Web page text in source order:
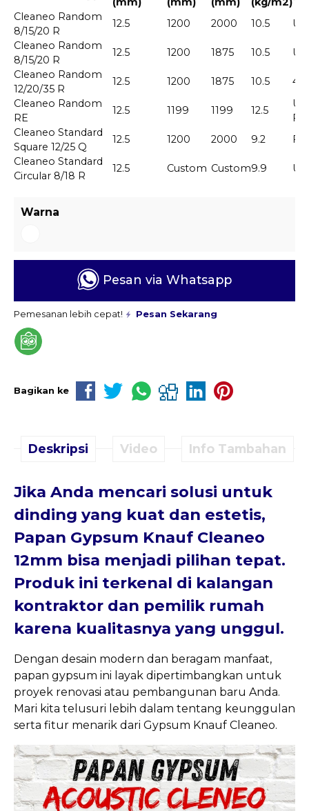
Cleaneo Random
8/15/20 R
12.5 1200 2000 10.5
Cleaneo Random
8/15/20 R
12.5 1200 1875 10.5
Cleaneo Random
12/20/35 R
12.5 1200 1875 10.5
Cleaneo Random
RE
12.5 1199 1199 12.5
FF
Cleaneo Standard
Square 12/25 Q
12.5 1200 2000 9.2
FF
Cleaneo Standard
Circular 8/18 R
12.5 Custom Custom9.9
Warna
Pesan via Whatsapp
Pemesanan lebih cepat! Pesan Sekarang
Bagikan ke
Deskripsi Video Info Tambahan
Jika Anda mencari solusi untuk
dinding yang kuat dan estetis,
Papan Gypsum Knauf Cleaneo
12mm bisa menjadi pilihan tepat.
Produk ini terkenal di kalangan
kontraktor dan pemilik rumah
karena kualitasnya yang unggul.
Dengan desain modern dan beragam manfaat,
papan gypsum ini layak dipertimbangkan untuk
proyek renovasi atau pembangunan baru Anda.
Mari kita telusuri lebih dalam tentang keunggulan
serta fitur menarik dari Gypsum Knauf Cleaneo.